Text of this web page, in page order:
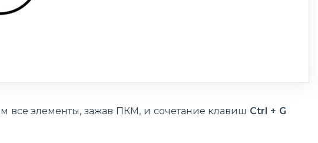
элементы, зажав ПКМ, и сочетание клавиш Ctrl + G